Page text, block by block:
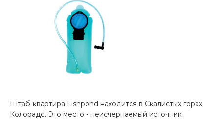
Штаб-квартира Fishpond находится в Скалистых горах
Колорадо. Это место - неисчерпаемый источник